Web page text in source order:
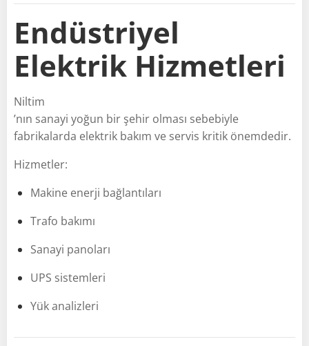
Endüstriyel
Elektrik Hizmetleri
Niltim
’nın sanayi yoğun bir şehir olması sebebiyle
fabrikalarda elektrik bakım ve servis kritik önemdedir.
Hizmetler:
Makine enerji bağlantıları
Trafo bakımı
Sanayi panoları
UPS sistemleri
Yük analizleri